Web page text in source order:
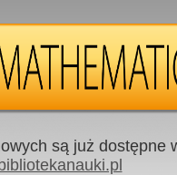
są już dostępne